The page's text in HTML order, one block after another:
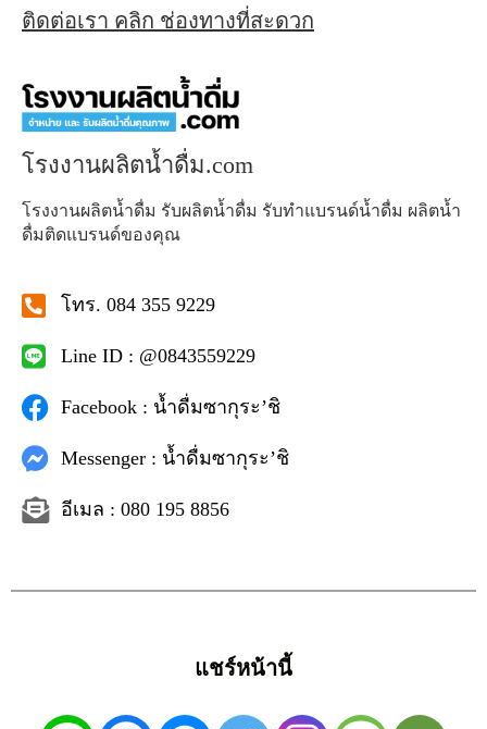
ติดต่อเรา คลิก ช่องทางที่สะดวก
โรงงานผลิตน้ำดื่ม.com
โรงงานผลิตน้ำดื่ม รับผลิตน้ำดื่ม รับทำแบรนด์น้ำดื่ม ผลิตน้ำ
ดื่มติดแบรนด์ของคุณ
โทร. 084 355 9229
Line ID : @0843559229
Facebook : น้ำดื่มซากุระ’ชิ
Messenger : น้ำดื่มซากุระ’ชิ
อีเมล : 080 195 8856
แชร์หน้านี้